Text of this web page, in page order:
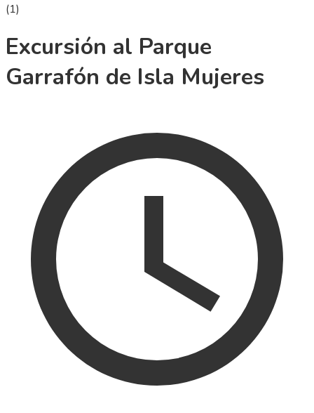
(1)
Excursión al Parque
Garrafón de Isla Mujeres